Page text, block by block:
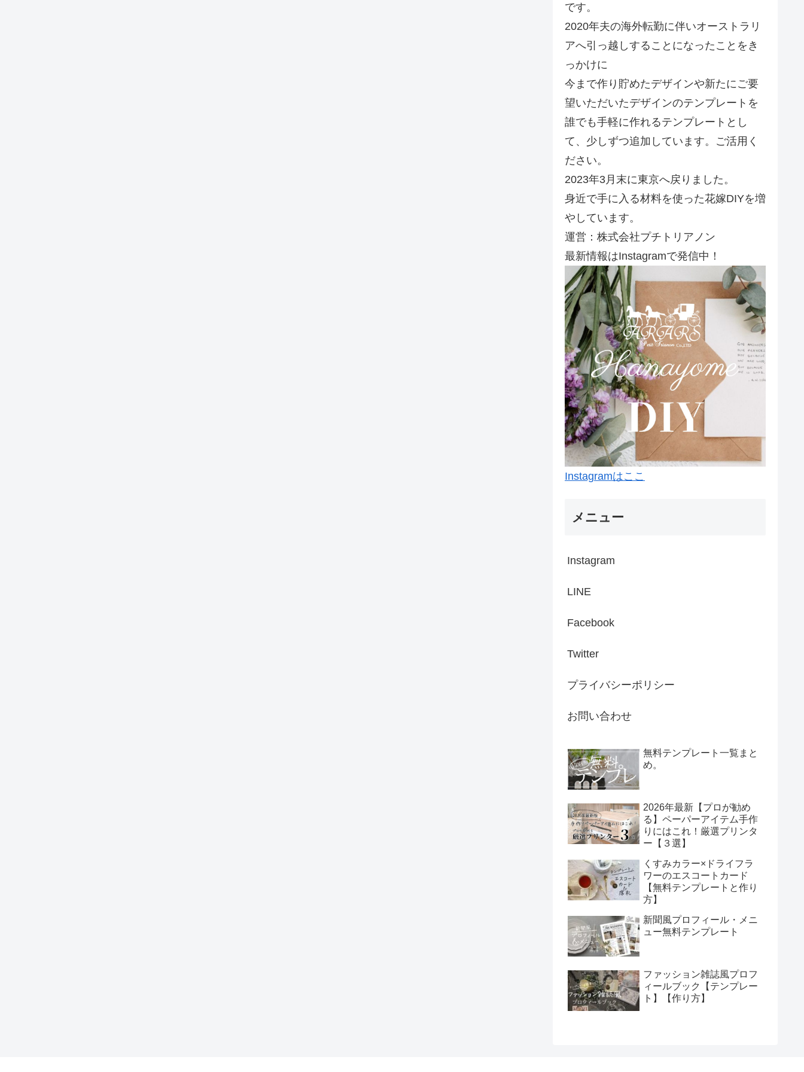
です。
2020年夫の海外転勤に伴いオーストラリ
アへ引っ越しすることになったことをき
っかけに
今まで作り貯めたデザインや新たにご要
望いただいたデザインのテンプレートを
誰でも手軽に作れるテンプレートとし
て、少しずつ追加しています。ご活用く
ださい。
2023年3月末に東京へ戻りました。
身近で手に入る材料を使った花嫁DIYを増
やしています。
運営：株式会社プチトリアノン
最新情報はInstagramで発信中！
Instagramはここ
メニュー
Instagram
LINE
Facebook
Twitter
プライバシーポリシー
お問い合わせ
無料テンプレート一覧まと
め。
2026年最新【プロが勧め
る】ペーパーアイテム手作
りにはこれ！厳選プリンタ
ー【３選】
くすみカラー×ドライフラ
ワーのエスコートカード
【無料テンプレートと作り
方】
新聞風プロフィール・メニ
ュー無料テンプレート
ファッション雑誌風プロフ
ィールブック【テンプレー
ト】【作り方】